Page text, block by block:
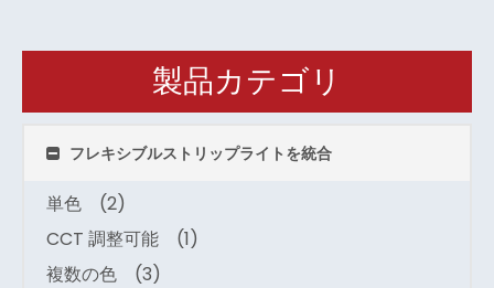
製品カテゴリ
フレキシブルストリップライトを統合
単色
(2)
CCT 調整可能
(1)
複数の色
(3)